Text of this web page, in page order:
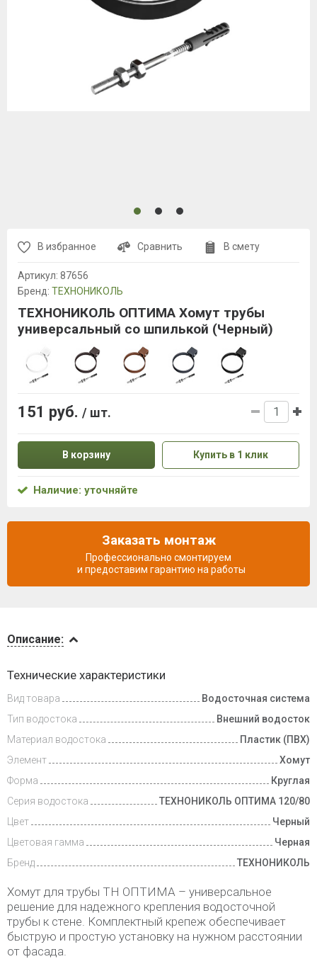
и оплата
Описание:
Технические характеристики
Вид товара
Водосточная система
Тип водостока
Внешний водосток
Материал водостока
Пластик (ПВХ)
Элемент
Хомут
Форма
Круглая
Серия водостока
ТЕХНОНИКОЛЬ ОПТИМА 120/80
Цвет
Черный
Цветовая гамма
Черная
Бренд
ТЕХНОНИКОЛЬ
Хомут для трубы ТН ОПТИМА – универсальное
решение для надежного крепления водосточной
трубы к стене. Комплектный крепеж обеспечивает
быструю и простую установку на нужном расстоянии
от фасада.
В избранное Сравнить В смету
Артикул: 87656
Бренд: ТЕХНОНИКОЛЬ
ТЕХНОНИКОЛЬ ОПТИМА Хомут трубы
универсальный со шпилькой (Черный)
151 руб. / шт.
В корзину Купить в 1 клик
Наличие: уточняйте
Заказать монтаж
Профессионально смонтируем
и предоставим гарантию на работы